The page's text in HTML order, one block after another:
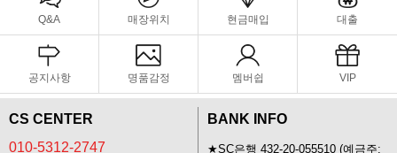
Q&A 매장위치 현금매입 대출
공지사항 명품감정 멤버쉽 VIP
CS CENTER
010-5312-2747
BANK INFO
★SC은행 432-20-055510 (예금주: